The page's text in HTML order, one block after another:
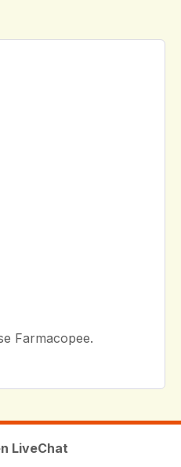
Farmacopee.
LiveChat